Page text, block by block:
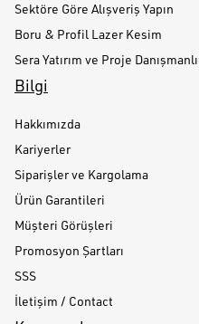
Sektöre Göre Alışveriş Yapın
Boru & Profil Lazer Kesim
Sera Yatırım ve Proje
Bilgi
Hakkımızda
Kariyerler
Siparişler ve Kargolama
Ürün Garantileri
Müşteri Görüşleri
Promosyon Şartları
SSS
İletişim / Contact